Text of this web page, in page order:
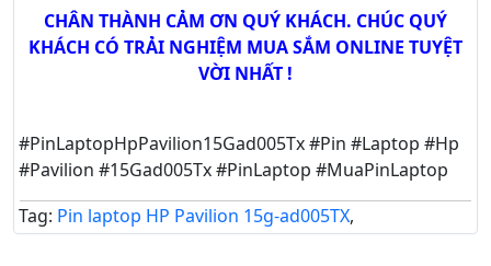
CHÂN THÀNH CẢM ƠN QUÝ KHÁCH. CHÚC QUÝ
KHÁCH CÓ TRẢI NGHIỆM MUA SẮM ONLINE TUYỆT
VỜI NHẤT !
#PinLaptopHpPavilion15Gad005Tx #Pin #Laptop #Hp
#Pavilion #15Gad005Tx #PinLaptop #MuaPinLaptop
Tag: Pin laptop HP Pavilion 15g-ad005TX,